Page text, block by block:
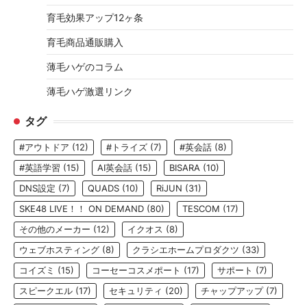
育毛効果アップ12ヶ条
育毛商品通販購入
薄毛ハゲのコラム
薄毛ハゲ激選リンク
タグ
#アウトドア (12) #トライズ (7) #英会話 (8)
#英語学習 (15) AI英会話 (15) BISARA (10)
DNS設定 (7) QUADS (10) RiJUN (31)
SKE48 LIVE！！ ON DEMAND (80) TESCOM (17)
その他のメーカー (12) イクオス (8)
ウェブホスティング (8) クラシエホームプロダクツ (33)
コイズミ (15) コーセーコスメポート (17) サポート (7)
スピークエル (17) セキュリティ (20) チャップアップ(7)